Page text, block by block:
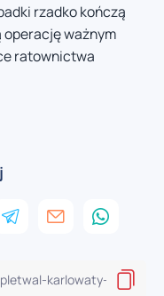
rzadko kończą
operację ważnym
ratownictwa